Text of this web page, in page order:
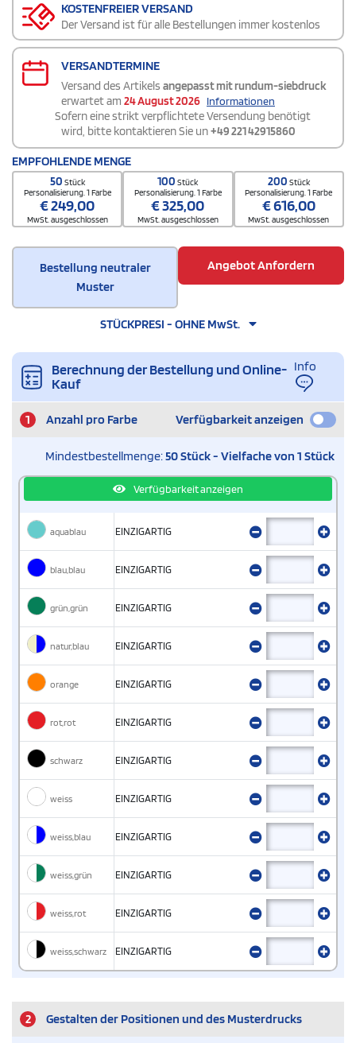
KOSTENFREIER VERSAND
Der Versand ist für alle Bestellungen immer kostenlos
VERSANDTERMINE
Versand des Artikels angepasst mit rundum-siebdruck
erwartet am 24 August 2026 Informationen
Sofern eine strikt verpflichtete Versendung benötigt
wird, bitte kontaktieren Sie un+49 221 42915860
EMPFOHLENDE MENGE
50 Stück
Personalisierung. 1 Farbe
€249,00
MwSt. ausgeschlossen
100Stück
Personalisierung. 1 Farbe
€325,00
MwSt. ausgeschlossen
200 Stück
Personalisierung. 1 Farbe
€616,00
MwSt. ausgeschlossen
Bestellung neutraler
Muster
Angebot Anfordern
STÜCKPRESI - OHNE MwSt.
Berechnung der Bestellung und Online-
Kauf
Info
1 Anzahl pro Farbe Verfügbarkeit anzeigen
Mindestbestellmenge:50 Stück - Vielfache von 1 Stück
Verfügbarkeit anzeigen
aquablau EINZIGARTIG
blau,blau EINZIGARTIG
grün,grün EINZIGARTIG
natur,blau EINZIGARTIG
orange EINZIGARTIG
rot,rot EINZIGARTIG
schwarz EINZIGARTIG
weiss EINZIGARTIG
weiss,blau EINZIGARTIG
weiss,grün EINZIGARTIG
weiss,rot EINZIGARTIG
weiss,schwarz EINZIGARTIG
2 Gestalten der Positionen und des Musterdrucks